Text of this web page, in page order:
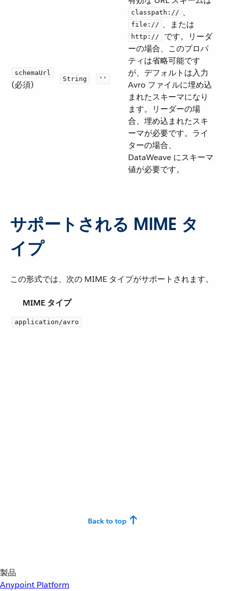
schemaUrl
(必須)
String ''
classpath:// ​、​
file:// ​、または ​
http://
​ です。リーダ
ーの場合、このプロパ
ティは省略可能です
が、デフォルトは入力
Avro ファイルに埋め込
まれたスキーマになり
ます。リーダーの場
合、埋め込まれたスキ
ーマが必要です。ライ
ターの場合、
DataWeave にスキーマ
値が必要です。
サポートされる MIME タ
イプ
この形式では、次の MIME タイプがサポートされます。
MIME タイプ
application/avro
Back to top
製品
Anypoint Platform